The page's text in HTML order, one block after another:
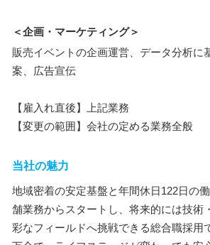
＜企画・マーケティング＞
販売イベントの企画運営、データ分析に
案、広告宣伝
【雇入れ直後】上記業務
【変更の範囲】会社の定める業務全般
当社の魅力
地域密着の安定基盤と年間休日122日の
舗業務からスタートし、将来的には技術
彩なフィールドへ挑戦できる総合職採用